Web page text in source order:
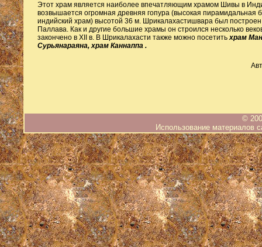
Этот храм является наиболее впечатляющим храмом Шивы в
возвышается огромная древняя гопура (высокая пирамидальная
индийский храм) высотой 36 м. Шрикалахастишвара был
Паллава. Как и другие большие храмы он строился несколько
закончено в XII в. В Шрикалахасти также можно посетитьхрам
Сурьянараяна, храм Каннаппа .
©
Использование материалов